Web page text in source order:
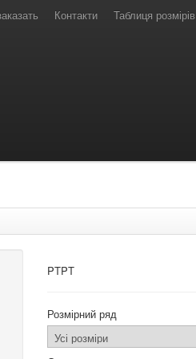
Контакти Таблиця розмірів
33
PTPT
Розмірний ряд